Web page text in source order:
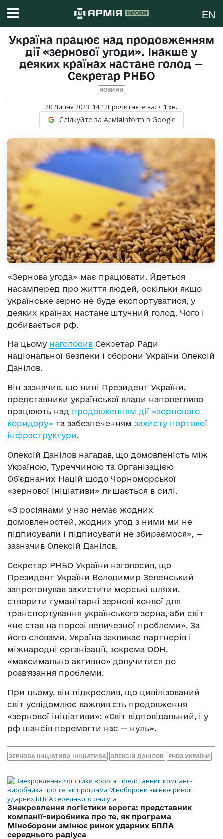
EN
Україна працює над продовженням
дії «зернової угоди». Інакше у
деяких країнах настане голод —
Секретар РНБО
НОВИНИ
20 Липня 2023, 14:12Прочитаєте за: < 1 хв.
Слідкуйте за АрміяInform в Google
«Зернова угода» має працювати. Йдеться
насамперед про життя людей, оскільки якщо
українське зерно не буде експортуватися, у
деяких країнах настане штучний голод. Чого і
добивається рф.
На цьому наголосив Секретар Ради
національної безпеки і оборони України Олексій
Данілов.
Він зазначив, що нині Президент України,
представники української влади наполегливо
працюють над продовженням дії «зернового
коридору» та забезпеченням захисту портової
інфраструктури.
Олексій Данілов нагадав, що домовленість між
Україною, Туреччиною та Організацією
Об’єднаних Націй щодо Чорноморської
«зернової ініціативи» лишається в силі.
«З росіянами у нас немає жодних
домовленостей, жодних угод з ними ми не
підписували і підписувати не збираємося», —
зазначив Олексій Данілов.
Секретар РНБО України наголосив, що
Президент України Володимир Зеленський
запропонував захистити морські шляхи,
створити гуманітарні зернові конвої для
транспортування українського зерна, аби світ
«не став на порозі величезної проблеми». За
його словами, Україна закликає партнерів і
міжнародні організації, зокрема ООН,
«максимально активно» долучитися до
розв’язання проблеми.
При цьому, він підкреслив, що цивілізований
світ усвідомлює важливість продовження
«зернової ініціативи»: «Світ відповідальний, і у
рф шансів перемогти нас — нуль».
ЗЕРНОВА ІНІЦІАТИВА ІНІЦІАТИВА ОЛЕКСІЙ ДАНІЛОВ РНБО УКРАЇНИ
Знекровлення логістики ворога: представник
компанії-виробника про те, як програма
Міноборони змінює ринок ударних БПЛА
середнього радіуса